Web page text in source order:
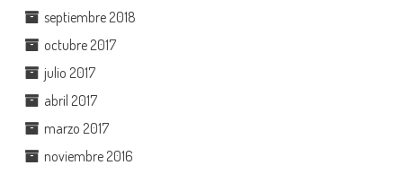
septiembre 2018
octubre 2017
julio 2017
abril 2017
marzo 2017
noviembre 2016